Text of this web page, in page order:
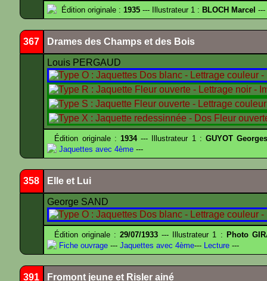
Édition originale : 1935 --- Illustrateur 1 : BLOCH Marcel ---
367 Drames des Champs et des Bois
Louis PERGAUD
Édition originale : 1934--- Illustrateur 1 : GUYOT
Jaquettes avec 4ème ---
358 Elle et Lui
George SAND
Édition originale :29/07/1933 --- Illustrateur 1 : Photo
Fiche ouvrage --- Jaquettes avec 4ème--- Lecture ---
391 Fromont jeune et Risler ainé